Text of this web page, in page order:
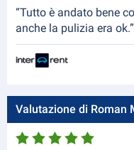
“Tutto è andato bene
anche la pulizia era ok.”
Valutazione di Roman